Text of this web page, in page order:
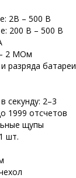
2В – 500 В
200 В – 500 В
2 МОм
разряда батареи
секунду: 2–3
1999 отсчетов
щупы
шт.